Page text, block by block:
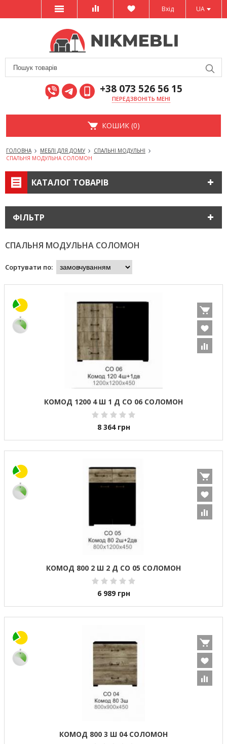
UA
Вхід
+38 073 526 56 15
ПЕРЕДЗВОНІТЬ МЕНІ
КОШИК (0)
ГОЛОВНА МЕБЛІ ДЛЯ ДОМУ
СПАЛЬНІ МОДУЛЬНІ
СПАЛЬНЯ МОДУЛЬНА СОЛОМОН
КАТАЛОГ ТОВАРІВ
ФІЛЬТР
СПАЛЬНЯ МОДУЛЬНА СОЛОМОН
Сортувати по:
КОМОД 1200 4 Ш 1 Д СО 06 СОЛОМОН
8 364 грн
КОМОД 800 2 Ш 2 Д СО 05 СОЛОМОН
6 989 грн
КОМОД 800 3 Ш 04 СОЛОМОН